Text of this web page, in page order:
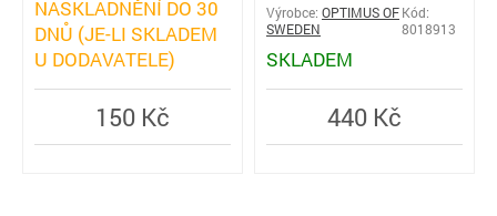
NASKLADNĚNÍ DO 30
DNŮ (JE-LI SKLADEM
U DODAVATELE)
150 Kč
Výrobce: OPTIMUS OF
SWEDEN
Kód:
8018913
SKLADEM
440 Kč